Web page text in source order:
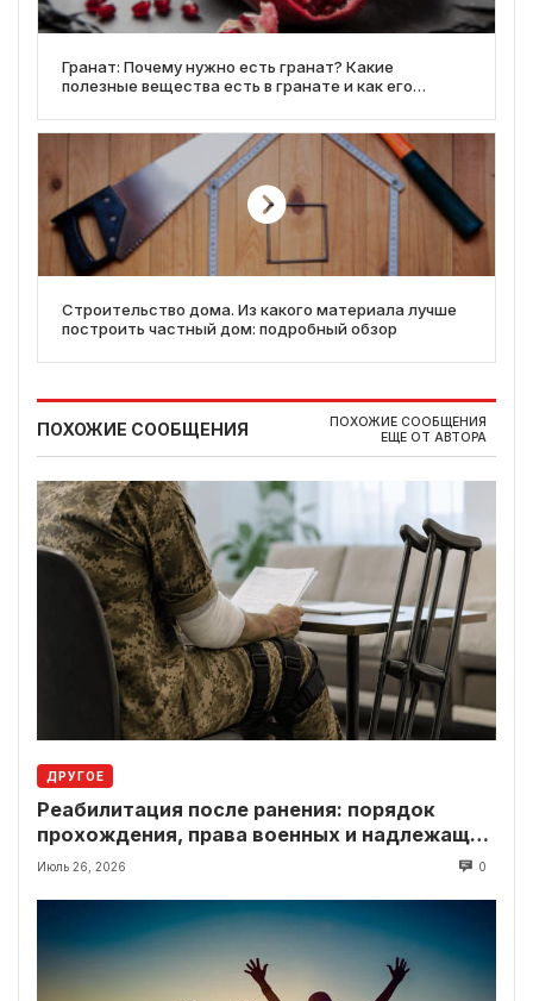
Гранат: Почему нужно есть гранат? Какие
полезные вещества есть в гранате и как его
Строительство дома. Из какого материала лучше
построить частный дом: подробный обзор
ПОХОЖИЕ СООБЩЕНИЯ
ПОХОЖИЕ СООБЩЕНИЯ
ЕЩЕ ОТ АВТОРА
ДРУГОЕ
Реабилитация после ранения: порядок
прохождения, права военных и надлежащие
выплаты
Июль 26, 2026 0